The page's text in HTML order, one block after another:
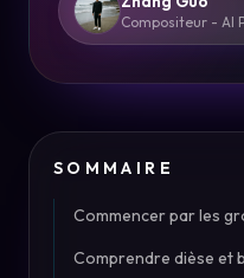
Compositeur - AI
SOMMAIRE
Commencer par les
Comprendre dièse et